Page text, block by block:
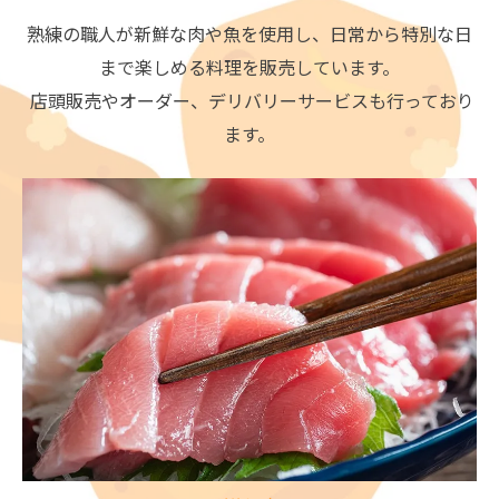
熟練の職人が新鮮な肉や魚を使用し、日常から特別な日
まで楽しめる料理を販売しています。
店頭販売やオーダー、デリバリーサービスも行っており
ます。